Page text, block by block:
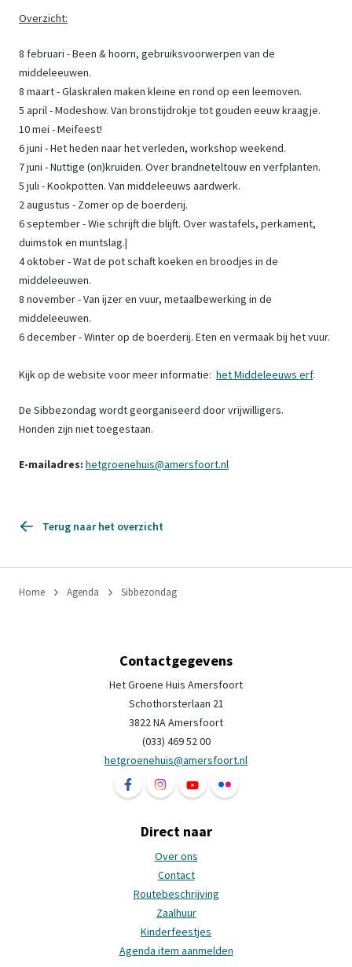
Overzicht:
8 februari - Been & hoorn, gebruiksvoorwerpen van de
middeleeuwen.
8 maart - Glaskralen maken kleine en rond op een leemoven.
5 april - Modeshow. Van bronstijdrokje tot gouden eeuw kraagje.
10 mei - Meifeest!
6 juni - Het heden naar het verleden, workshop weekend.
7 juni - Nuttige (on)kruiden. Over brandneteltouw en verfplanten.
5 juli - Kookpotten. Van middeleeuws aardwerk.
2 augustus - Zomer op de boerderij.
6 september - Wie schrijft die blijft. Over wastafels, perkament,
duimstok en muntslag.|
4 oktober - Wat de pot schaft koeken en broodjes in de
middeleeuwen.
8 november - Van ijzer en vuur, metaalbewerking in de
middeleeuwen.
6 december - Winter op de boerderij. Eten en vermaak bij het vuur.
Kijk op de website voor meer informatie: het Middeleeuws erf.
De Sibbezondag wordt georganiseerd door vrijwilligers.
Honden zijn niet toegestaan.
E-mailadres: hetgroenehuis@amersfoort.nl
Terug naar het overzicht
Home Agenda Sibbezondag
Contactgegevens
Het Groene Huis Amersfoort
Schothorsterlaan 21
3822 NA Amersfoort
(033) 469 52 00
hetgroenehuis@amersfoort.nl
Volg ons op Facebook Het Groene Huis
Volg ons op Instagram Het Groene
Volg ons op YouTube Het
Volg ons op Flickr Het
Direct naar
Over ons
Contact
Routebeschrijving
Zaalhuur
Kinderfeestjes
Agenda item aanmelden